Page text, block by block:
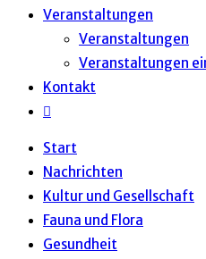
Veranstaltungen
Veranstaltungen
Veranstaltungen
Kontakt
Website-
umschalten
Start
Nachrichten
Kultur und Gesellschaft
Fauna und Flora
Gesundheit